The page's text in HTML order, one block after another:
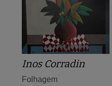
Inos Corradin
Folhagem